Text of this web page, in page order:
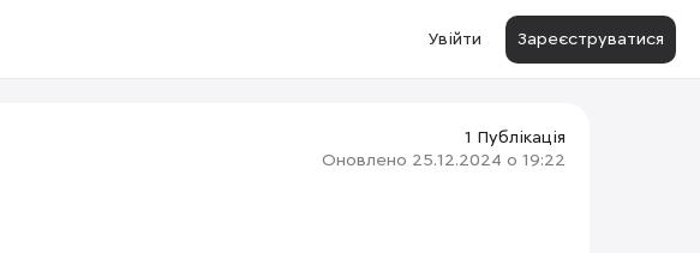
Увійти Зареєструватися
1 Публікація
Оновлено 25.12.2024 о 19:22